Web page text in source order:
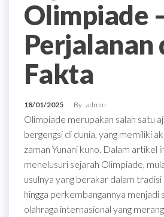
Olimpiade
Perjalanan
Fakta
18/01/2025 By admin
Olimpiade merupakan salah satu
bergengsi di dunia, yang memiliki
zaman Yunani kuno. Dalam artikel
menelusuri sejarah Olimpiade,
usulnya yang berakar dalam tradisi
hingga perkembangannya menjadi
olahraga internasional yang